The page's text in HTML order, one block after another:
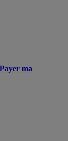
Payer ma